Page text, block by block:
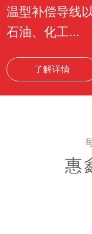
温型补偿导线
石油、化工...
了解详情
惠